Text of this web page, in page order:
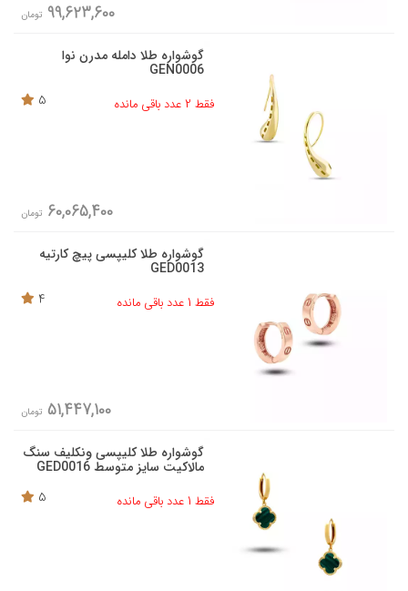
99,623,600 تومان
گوشواره طلا دامله مدرن نوا
GEN0006
فقط 2 عدد باقی مانده
5
60,065,400 تومان
گوشواره طلا کلیپسی پیچ کارتیه
GED0013
فقط 1 عدد باقی مانده
4
51,447,100 تومان
گوشواره طلا کلیپسی ونکلیف سنگ
مالاکیت سایز متوسط GED0016
فقط 1 عدد باقی مانده
5